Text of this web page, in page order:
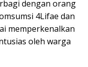
dengan orang
4Lifae dan
memperkenalkan
oleh warga